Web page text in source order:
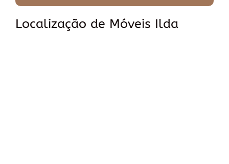
Localização de Móveis Ilda